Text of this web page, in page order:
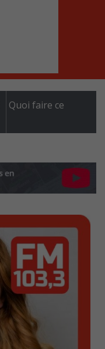
Quoi faire ce